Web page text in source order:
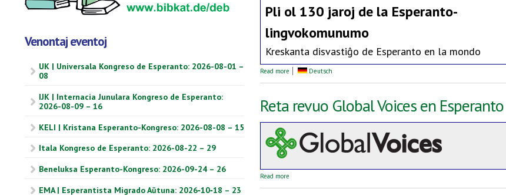
Venontaj eventoj
UK | Universala Kongreso de Esperanto: 2026-08-01 –
08
IJK | Internacia Junulara Kongreso de Esperanto:
2026-08-09 – 16
KELI | Kristana Esperanto-Kongreso: 2026-08-08 – 15
Itala Kongreso de Esperanto: 2026-08-22 – 29
Beneluksa Esperanto-Kongreso: 2026-09-24 – 26
EMA | Esperantista Migrado Aŭtuna: 2026‑10‑18 – 23
Pli ol 130 jaroj de la Esperanto-
lingvokomunumo
Kreskanta disvastiĝo de Esperanto en la mondo
Read more about Deklaro de Germana Esperanto-Asocio
Deutsch
Reta revuo Global Voices en Esperanto
Read more